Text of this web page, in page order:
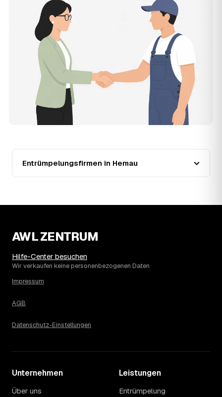
der Entrümpler, den Sie selbst auswählen.
Was kostet die Entrümpelung einer normalen
Wohnung in Hemau?
Für eine durchschnittliche Wohnung mit rund 65 m² liegen
die Kosten in Hemau bei etwa 1.840 €, das entspricht im
Schnitt rund 35,0 € je Quadratmeter. Zugänglichkeit
(Etage, Aufzug), Menge und Sperrmüllanteil verschieben
den Preis nach oben oder unten — den genauen
Festpreis nennt Ihnen der Entrümpler nach kurzer
Beschreibung.
Werden Entrümpelungen in Hemau in Zukunft
teurer?
(−41 %), mit dem bisherigen Höchststand im Jahr 2021.
Daten zeigen: Wer frühzeitig anfragt, sichert sich das
aktuelle Preisniveau als Festpreis — unabhängig davon,
Zugänglichkeit: Ein einzelner Keller oder Dachboden liegt
eher am unteren Ende, eine voll möblierte Wohnung mit
Etage ohne Aufzug oder viel Sperrmüll eher am oberen.
Auch anrechenbare Wertgegenstände oder ein hoher
Betrag für Ihren Fall erfahren Sie erst nach einer kurzen,
Entrümpelungsfirmen in Hemau
AWL ZENTRUM
Hilfe-Center besuchen
Wir verkaufen keine personenbezogenen Daten
Impressum
AGB
Datenschutz-Einstellungen
Unternehmen
Über uns
Leistungen
Entrümpelung